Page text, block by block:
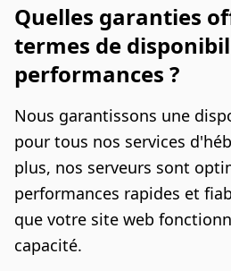
Quelles garanties
termes de
performances ?
Nous garantissons une
pour tous nos services
plus, nos serveurs sont
performances rapides et
que votre site web
capacité.